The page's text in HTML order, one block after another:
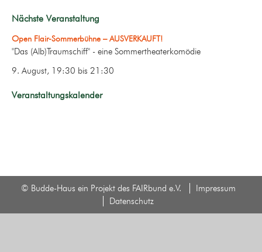
Nächste Veranstaltung
Open Flair-Sommerbühne – AUSVERKAUFT!
"Das (Alb)Traumschiff" - eine Sommertheaterkomödie
9. August, 19:30 bis 21:30
Veranstaltungskalender
© Budde-Haus ein Projekt des FAIRbund e.V.
Impressum
Datenschutz